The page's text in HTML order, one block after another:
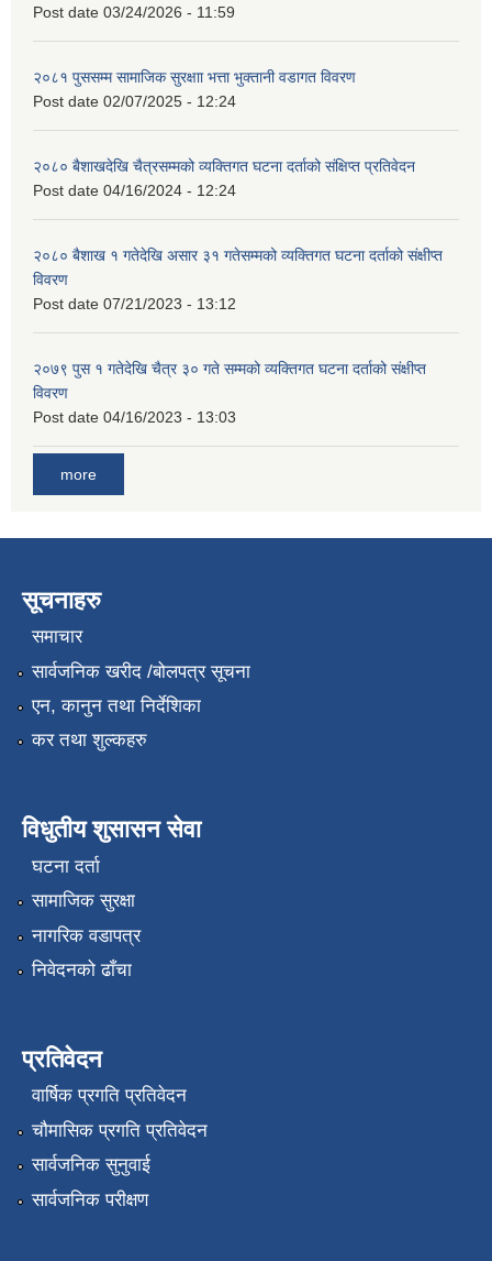
Post date 03/24/2026 - 11:59
२०८१ पुससम्म सामाजिक सुरक्षाा भत्ता भुक्तानी वडागत विवरण
Post date 02/07/2025 - 12:24
२०८० बैशाखदेखि चैत्रसम्मको व्यक्तिगत घटना दर्ताको संक्षिप्त प्रतिवेदन
Post date 04/16/2024 - 12:24
२०८० बैशाख १ गतेदेखि असार ३१ गतेसम्मको व्यक्तिगत घटना दर्ताको संक्षीप्त
विवरण
Post date 07/21/2023 - 13:12
२०७९ पुस १ गतेदेखि चैत्र ३० गते सम्मको व्यक्तिगत घटना दर्ताको संक्षीप्त
विवरण
Post date 04/16/2023 - 13:03
more
सूचनाहरु
समाचार
सार्वजनिक खरीद /बोलपत्र सूचना
एन, कानुन तथा निर्देशिका
कर तथा शुल्कहरु
विधुतीय शुसासन सेवा
घटना दर्ता
सामाजिक सुरक्षा
नागरिक वडापत्र
निवेदनको ढाँचा
प्रतिवेदन
वार्षिक प्रगति प्रतिवेदन
चौमासिक प्रगति प्रतिवेदन
सार्वजनिक सुनुवाई
सार्वजनिक परीक्षण